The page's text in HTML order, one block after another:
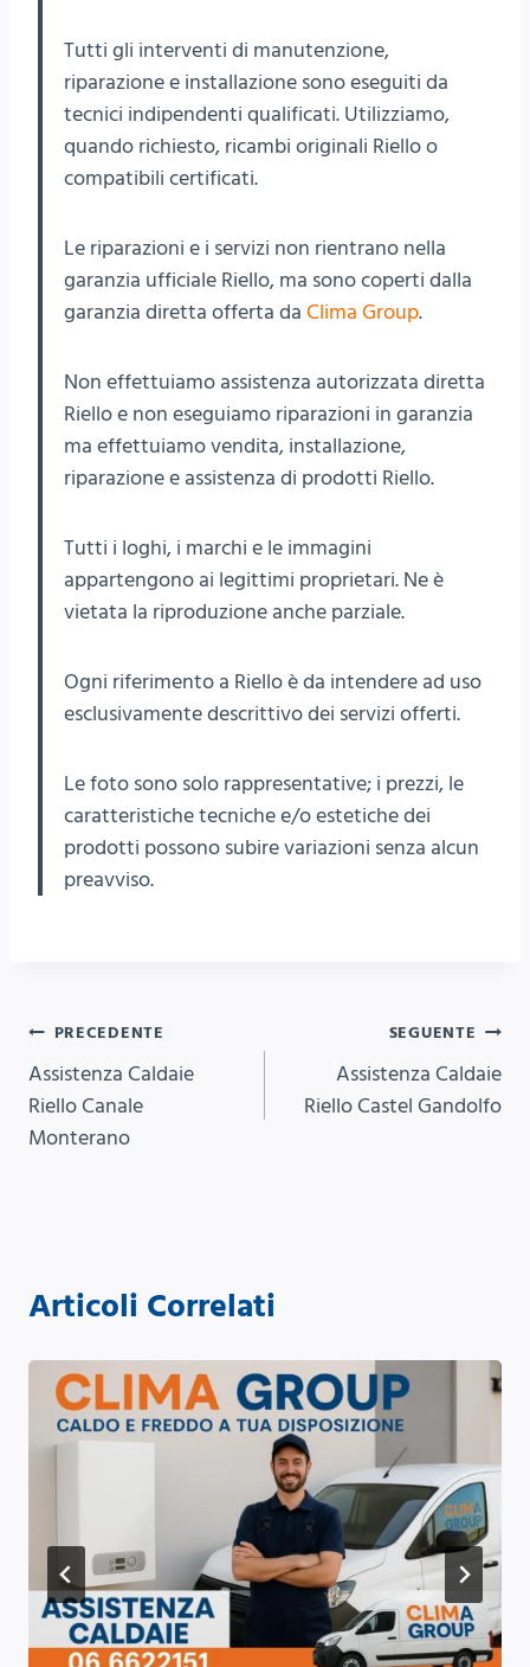
Tutti gli interventi di manutenzione,
riparazione e installazione sono eseguiti da
tecnici indipendenti qualificati. Utilizziamo,
quando richiesto, ricambi originali Riello o
compatibili certificati.
Le riparazioni e i servizi non rientrano nella
garanzia ufficiale Riello, ma sono coperti dalla
garanzia diretta offerta da Clima Group.
Non effettuiamo assistenza autorizzata diretta
Riello e non eseguiamo riparazioni in garanzia
ma effettuiamo vendita, installazione,
riparazione e assistenza di prodotti Riello.
Tutti i loghi, i marchi e le immagini
appartengono ai legittimi proprietari. Ne è
vietata la riproduzione anche parziale.
Ogni riferimento a Riello è da intendere ad uso
esclusivamente descrittivo dei servizi offerti.
Le foto sono solo rappresentative; i prezzi, le
caratteristiche tecniche e/o estetiche dei
prodotti possono subire variazioni senza alcun
preavviso.
Navigazione
articoli
PRECEDENTE
Assistenza Caldaie
Riello Canale
Monterano
SEGUENTE
Assistenza Caldaie
Riello Castel Gandolfo
Articoli Correlati